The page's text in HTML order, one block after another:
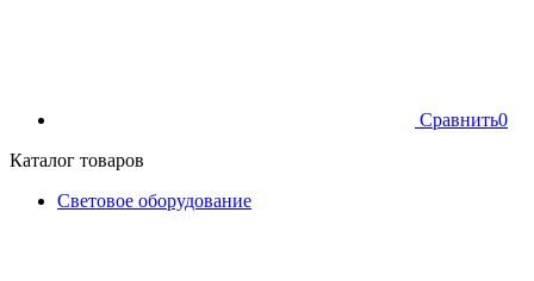
Сравнить0
Каталог товаров
Световое оборудование